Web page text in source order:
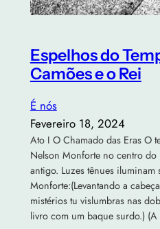
Espelhos do
Camões e o Rei
É nós
Fevereiro 18, 2024
Ato I O Chamado das Eras O
Nelson Monforte no centro
antigo. Luzes tênues iluminam
Monforte:(Levantando a
mistérios tu vislumbras nas
livro com um baque surdo.)